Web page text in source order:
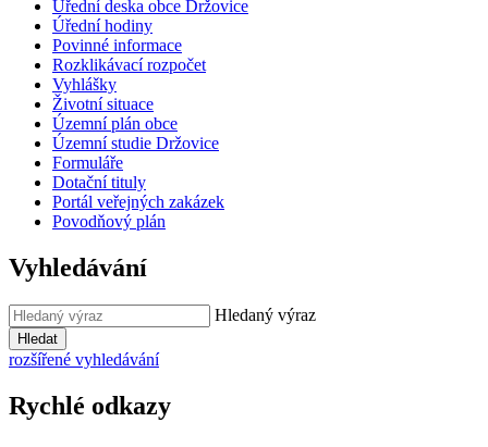
Úřední deska obce Držovice
Úřední hodiny
Povinné informace
Rozklikávací rozpočet
Vyhlášky
Životní situace
Územní plán obce
Územní studie Držovice
Formuláře
Dotační tituly
Portál veřejných zakázek
Povodňový plán
Vyhledávání
Hledaný výraz
Hledat
rozšířené vyhledávání
Rychlé odkazy